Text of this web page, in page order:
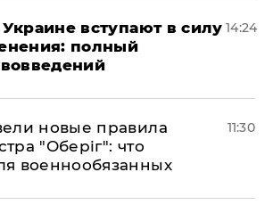
Украине вступают в силу
полный
14:24
новые правила
"Оберіг": что
военнообязанных
11:30